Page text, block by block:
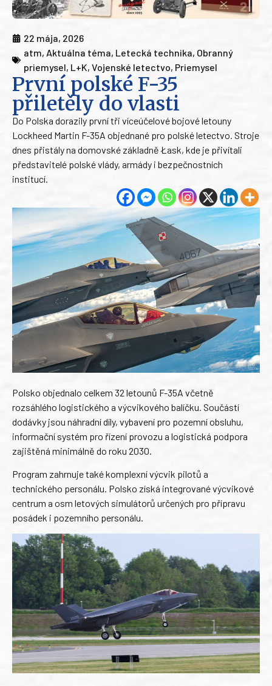
22 mája, 2026
atm, Aktuálna téma, Letecká technika, Obranný
priemysel, L+K, Vojenské letectvo, Priemysel
První polské F-35
přiletěly do vlasti
Do Polska dorazily první tři víceúčelové bojové letouny
Lockheed Martin F-35A objednané pro polské letectvo. Stroje
dnes přistály na domovské základně Łask, kde je přivítali
představitelé polské vlády, armády i bezpečnostních
institucí.
Polsko objednalo celkem 32 letounů F-35A včetně
rozsáhlého logistického a výcvikového balíčku. Součástí
dodávky jsou náhradní díly, vybavení pro pozemní obsluhu,
informační systém pro řízení provozu a logistická podpora
zajištěná minimálně do roku 2030.
Program zahrnuje také komplexní výcvik pilotů a
technického personálu. Polsko získá integrované výcvikové
centrum a osm letových simulátorů určených pro přípravu
posádek i pozemního personálu.